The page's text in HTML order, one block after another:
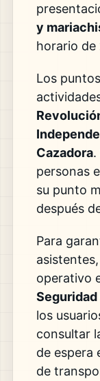
y
horario de
Los
Cazadora.
personas
su punto
después
Para
operativo
los
consultar
de espera
de